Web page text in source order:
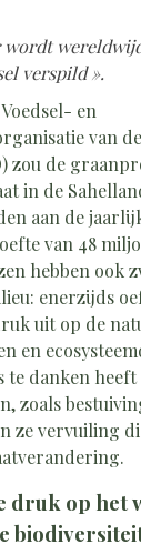
wordt
verspild ».
en
van
zou de
in de
aan de
van 48
hebben ook
enerzijds
uit op de
en
te danken heeft
zoals
ze vervuiling
druk op het